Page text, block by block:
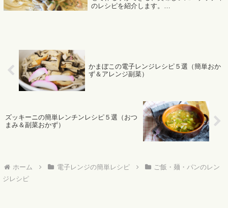
のレシピを紹介します。
かまぼこの電子レンジレシピ５選（簡単おか
ず＆アレンジ副菜）
ズッキーニの簡単レンチンレシピ５選（おつ
まみ＆副菜おかず）
ホーム 電子レンジの簡単レシピ
ご飯・麺・パンのレン
ジレシピ